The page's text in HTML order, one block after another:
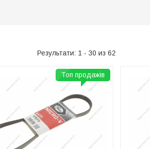
Результати: 1 - 30 из 62
Топ продажів